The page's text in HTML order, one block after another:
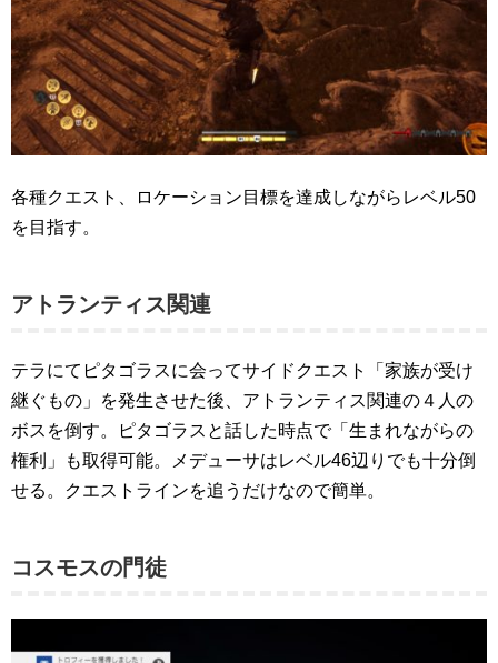
各種クエスト、ロケーション目標を達成しながらレベル50
を目指す。
アトランティス関連
テラにてピタゴラスに会ってサイドクエスト「家族が受け
継ぐもの」を発生させた後、アトランティス関連の４人の
ボスを倒す。ピタゴラスと話した時点で「生まれながらの
権利」も取得可能。メデューサはレベル46辺りでも十分倒
せる。クエストラインを追うだけなので簡単。
コスモスの門徒